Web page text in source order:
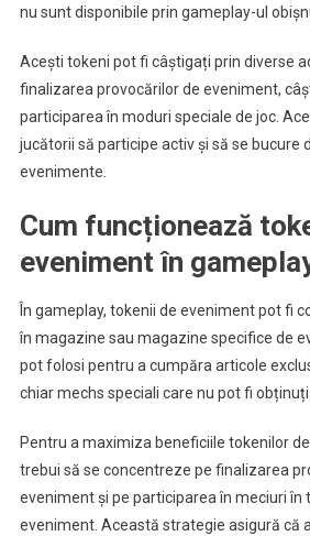
nu sunt disponibile prin gameplay-ul
Acești tokeni pot fi câștigați prin diverse
finalizarea provocărilor de eveniment,
participarea în moduri speciale de joc.
jucătorii să participe activ și să se bucure
evenimente.
Cum funcționează
eveniment în
În gameplay, tokenii de eveniment pot fi
în magazine sau magazine specifice de
pot folosi pentru a cumpăra articole
chiar mechs speciali care nu pot fi
Pentru a maximiza beneficiile tokenilor
trebui să se concentreze pe finalizarea
eveniment și pe participarea în meciuri în
eveniment. Această strategie asigură că